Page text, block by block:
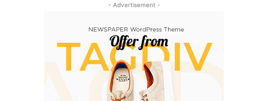
- Advertisement -